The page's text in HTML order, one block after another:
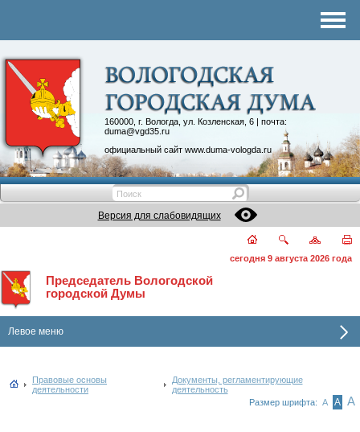
160000, г. Вологда, ул. Козленская, 6 | почта:
duma@vgd35.ru
официальный сайт www.duma-vologda.ru
Контакты
Депутатские объединения
Версия для слабовидящих
сегодня 9 августа 2026 года
Председатель Вологодской
городской Думы
Левое меню
Правовые основы
деятельности
Документы, регламентирующие
деятельность
Размер шрифта: А А А